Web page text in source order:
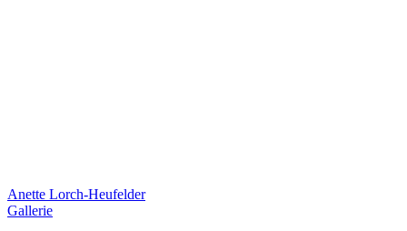
Anette Lorch-Heufelder
Gallerie